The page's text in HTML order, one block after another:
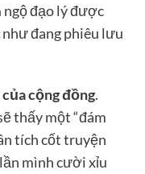
ngộ đạo lý được
đang phiêu lưu
cộng đồng.
thấy một “đám
tích cốt truyện
lần mình cười xỉu